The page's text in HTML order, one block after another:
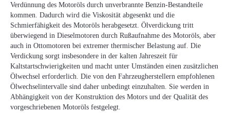
Verdünnung des Motoröls durch unverbrannte Benzin-Bestandteile
kommen. Dadurch wird die Viskosität abgesenkt und die
Schmierfähigkeit des Motoröls herabgesetzt. Ölverdickung tritt
überwiegend in Dieselmotoren durch Rußaufnahme des Motoröls, aber
auch in Ottomotoren bei extremer thermischer Belastung auf. Die
Verdickung sorgt insbesondere in der kalten Jahreszeit für
Kaltstartschwierigkeiten und macht unter Umständen einen zusätzlichen
Ölwechsel erforderlich. Die von den Fahrzeugherstellern empfohlenen
Ölwechselintervalle sind daher unbedingt einzuhalten. Sie werden in
Abhängigkeit von der Konstruktion des Motors und der Qualität des
vorgeschriebenen Motoröls festgelegt.